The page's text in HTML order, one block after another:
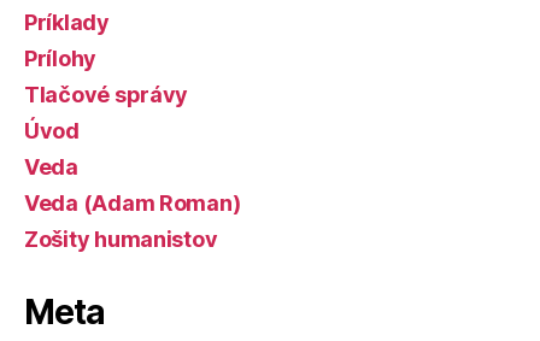
Príklady
Prílohy
Tlačové správy
Úvod
Veda
Veda (Adam Roman)
Zošity humanistov
Meta